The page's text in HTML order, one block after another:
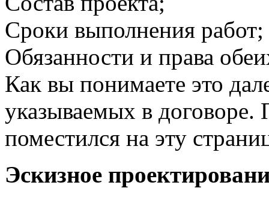
Сроки выполнения работ;
Обязанности и права
Как вы понимаете это
указываемых в
поместился на эту
Эскизное